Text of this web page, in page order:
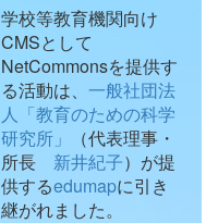
学校等教育機関向け
CMSとして
NetCommonsを提供す
る活動は、 一般社団法
人「教育のための科学
研究所」
（代表理事・
所長 新井紀子）が提
供するedumapに引き
継がれました。